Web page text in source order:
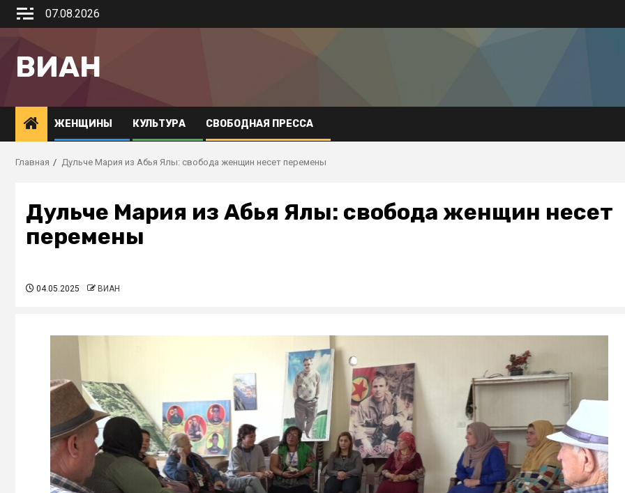
07.08.2026
ВИАН
ЖЕНЩИНЫ КУЛЬТУРА СВОБОДНАЯ ПРЕССА
Главная Дульче Мария из Абья Ялы: свобода женщин несет перемены
Дульче Мария из Абья Ялы: свобода женщин несет
перемены
04.05.2025 ВИАН